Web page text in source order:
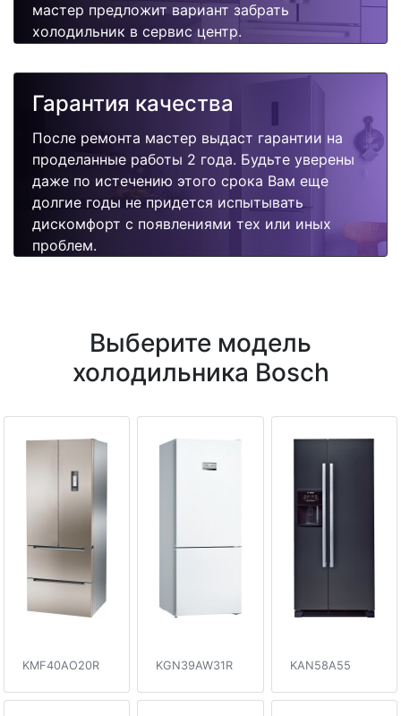
мастер предложит вариант забрать
холодильник в сервис центр.
Гарантия качества
После ремонта мастер выдаст гарантии на
проделанные работы 2 года. Будьте уверены
даже по истечению этого срока Вам еще
долгие годы не придется испытывать
дискомфорт с появлениями тех или иных
проблем.
Выберите модель
холодильника Bosch
KMF40AO20R KGN39AW31R KAN58A55